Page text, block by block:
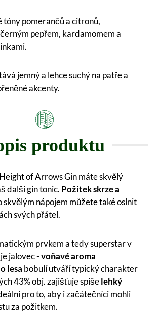
tóny pomerančů a citronů,
pepřem, kardamomem a
jemný a lehce suchý na patře a
akcenty.
produktu
of Arrows Gin máte skvělý
další gin tonic. Požitek skrze a
skvělým nápojem můžete také oslnit
svých přátel.
prvkem a tedy superstar v
jalovec -voňavé aroma
lesa bobulí utváří typický charakter
43% obj. zajišťuje spíšelehký
pro to, aby i začátečníci mohli
za požitkem.